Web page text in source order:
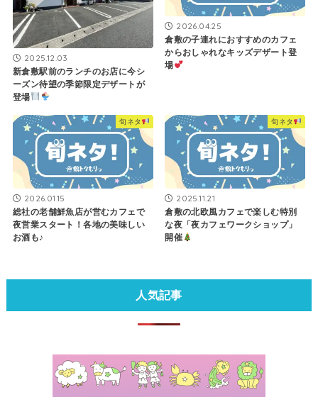
2025.12.03
新倉敷駅前のランチのお店に今シ
ーズン待望の季節限定デザートが
登場
2026.04.25
倉敷の子連れにおすすめのカフェ
からおしゃれなキッズデザート登
場
旬ネタ
2026.01.15
総社の老舗鮮魚店が営むカフェで
夜営業スタート！各地の美味しい
お酒も♪
旬ネタ
2025.11.21
倉敷の北欧風カフェで楽しむ特別
な夜「夜カフェワークショップ」
開催
人気記事